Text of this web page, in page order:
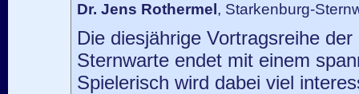
Dr. Jens Rothermel , Starkenburg-
Die diesjährige Vortragsreihe
Sternwarte endet mit einem
Spielerisch wird dabei viel